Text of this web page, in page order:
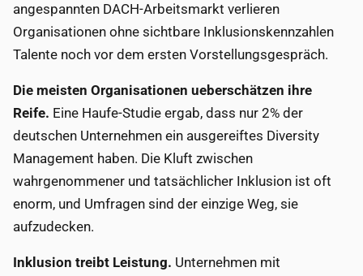
angespannten DACH-Arbeitsmarkt verlieren
Organisationen ohne sichtbare Inklusionskennzahlen
Talente noch vor dem ersten Vorstellungsgespräch.
Die meisten Organisationen ueberschätzen ihre
Reife. Eine Haufe-Studie ergab, dass nur 2% der
deutschen Unternehmen ein ausgereiftes Diversity
Management haben. Die Kluft zwischen
wahrgenommener und tatsächlicher Inklusion ist oft
enorm, und Umfragen sind der einzige Weg, sie
aufzudecken.
Inklusion treibt Leistung. Unternehmen mit